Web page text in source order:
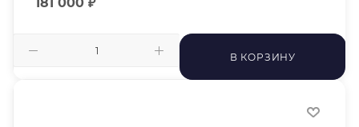
В КОРЗИНУ